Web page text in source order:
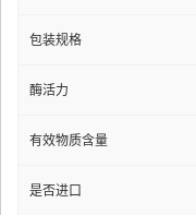
包装规格
酶活力
有效物质含量
是否进口